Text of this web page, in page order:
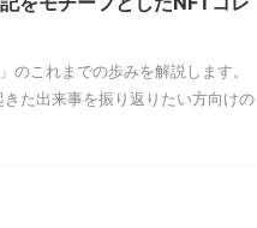
これまでの歩みを解説します。
た出来事を振り返りたい方向けの